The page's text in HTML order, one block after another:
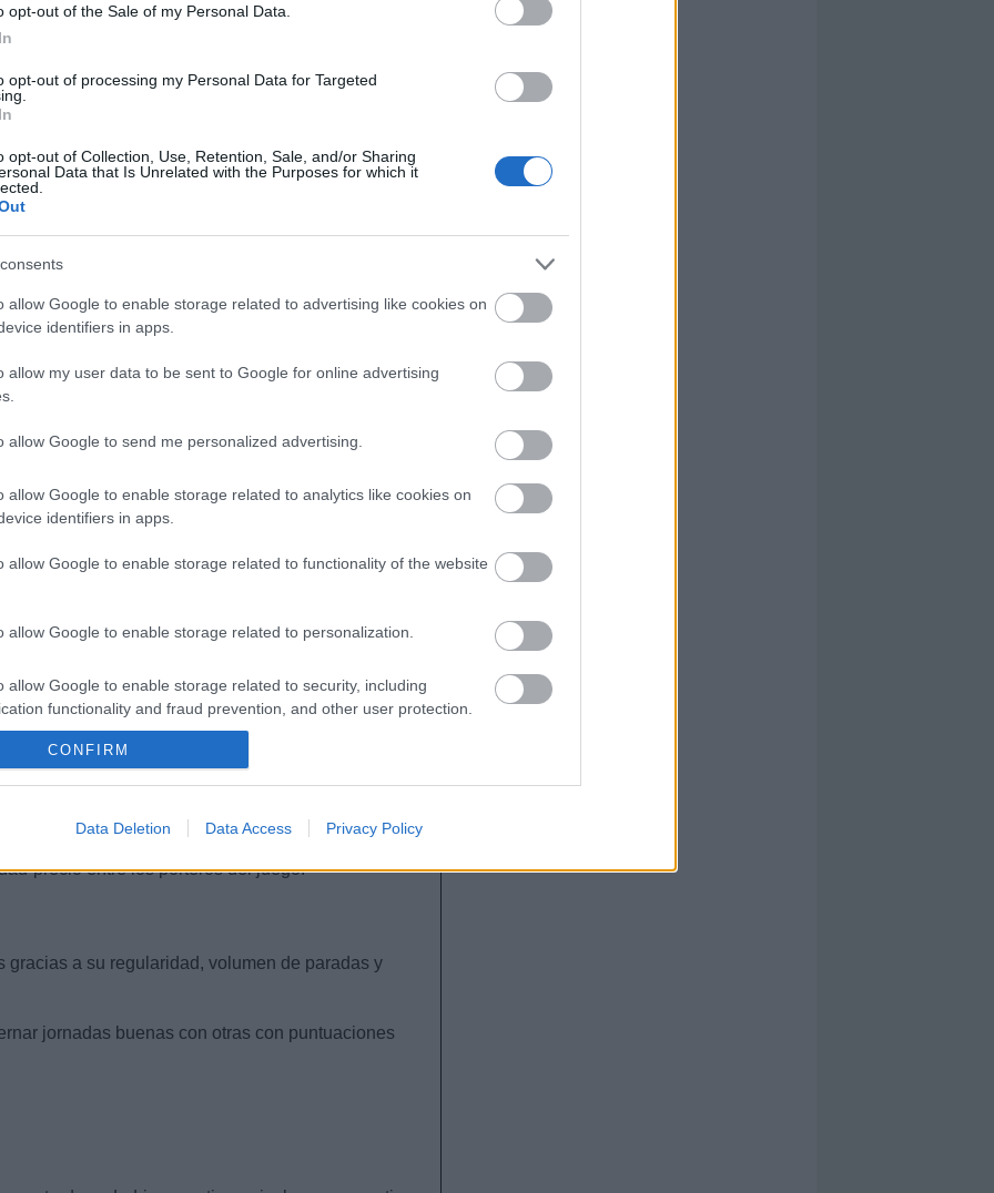
opt-out of the Sale of my Personal Data.
opt-out of processing my Personal Data for Targeted
opt-out of Collection, Use, Retention, Sale, and/or Sharing
Data that Is Unrelated with the Purposes for which it
allow Google to enable storage related to advertising like cookies on
identifiers in apps.
allow my user data to be sent to Google for online advertising
allow Google to send me personalized advertising.
allow Google to enable storage related to analytics like cookies on
identifiers in apps.
allow Google to enable storage related to functionality of the website
allow Google to enable storage related to personalization.
allow Google to enable storage related to security, including
functionality and fraud prevention, and other user protection.
CONFIRM
Data Deletion Data Access Privacy Policy
en la temporada 2025/26, la única en la que ha
50 goles en 33 partidos, pero tuvo buenos
el total de la temporada. En Sofascore promedió
13º mejor portero.
¿buen fichaje en Comunio?
ha incorporado a Justin de Haas. El central
el conjunto valencianista hasta junio de 2030.
para Comunio o mejor dejarlo pasar si aparece
importante por Leo Román pagando su cláusula,
asumir la titularidad bajo palos. Por tanto, es muy
del club del titular en la campaña del ascenso,
en Comunio por varios motivos:
defensiva y no encajar demasiado, puede
precio entre los porteros del juego.
gracias a su regularidad, volumen de paradas y
jornadas buenas con otras con puntuaciones